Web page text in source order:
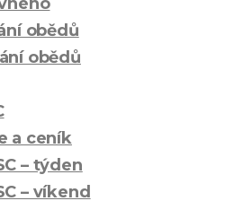
obědů
obědů
a ceník
– týden
– víkend